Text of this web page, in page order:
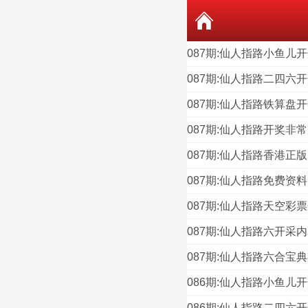
087期:仙人指路小鱼儿
087期:仙人指路二四六
087期:仙人指路铁算盘
087期:仙人指路开奖非
087期:仙人指路香港正
087期:仙人指路免费资
087期:仙人指路天空彩
087期:仙人指路六开采
087期:仙人指路六合宝
086期:仙人指路小鱼儿